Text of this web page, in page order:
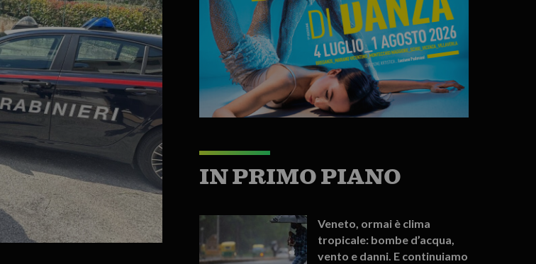
IN PRIMO PIANO
Veneto, ormai è clima
tropicale: bombe d’acqua,
vento e danni. E continuiamo